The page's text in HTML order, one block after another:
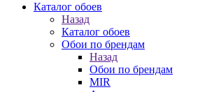
Каталог обоев
Назад
Каталог обоев
Обои по брендам
Назад
Обои по брендам
MIR